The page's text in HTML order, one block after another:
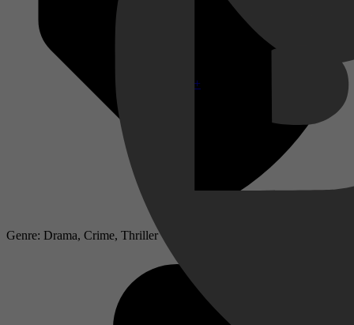
Disney+
Genre: Drama, Crime, Thriller